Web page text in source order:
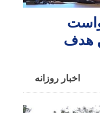
هدف
اخبار روزانه